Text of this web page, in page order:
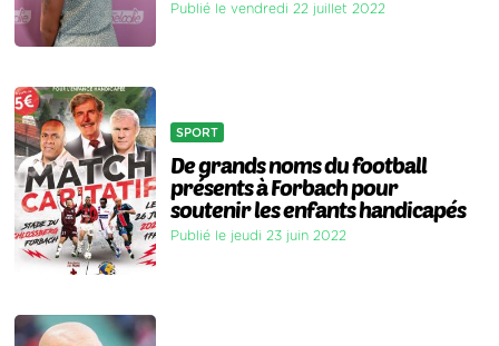
Publié le vendredi 22 juillet 2022
SPORT
De grands noms du football
présents à Forbach pour
soutenir les enfants handicapés
Publié le jeudi 23 juin 2022